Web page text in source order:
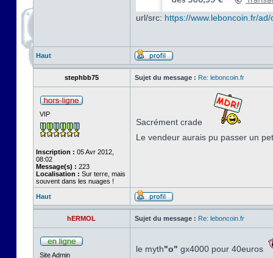
url/src: https://www.leboncoin.fr/
Haut
stephbb75 Sujet du message : Re: leboncoin.fr
VIP
Inscription : 05 Avr 2012,
08:02
Message(s) : 223
Localisation : Sur terre, mais
souvent dans les nuages !
Sacrément crade
Le vendeur aurais pu passer un
Haut
hERMOL Sujet du message : Re: leboncoin.fr
Site Admin
le myth"o" gx4000 pour 40euros